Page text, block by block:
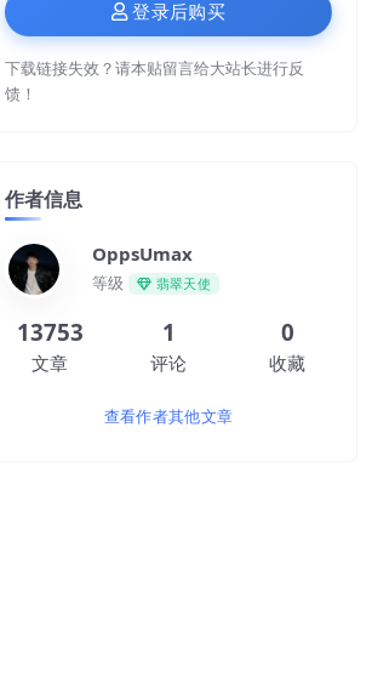
登录后购买
下载链接失效？请本贴留言给大站长进行反
馈！
作者信息
OppsUmax
等级 翡翠天使
13753
文章
1
评论
0
收藏
查看作者其他文章